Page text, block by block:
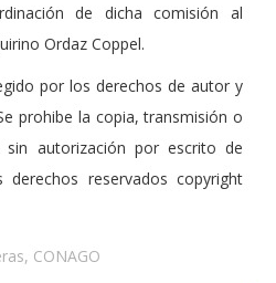
de dicha comisión al
Ordaz Coppel.
por los derechos de autor y
prohibe la copia, transmisión o
sin autorización por escrito de
reservados copyright
, CONAGO